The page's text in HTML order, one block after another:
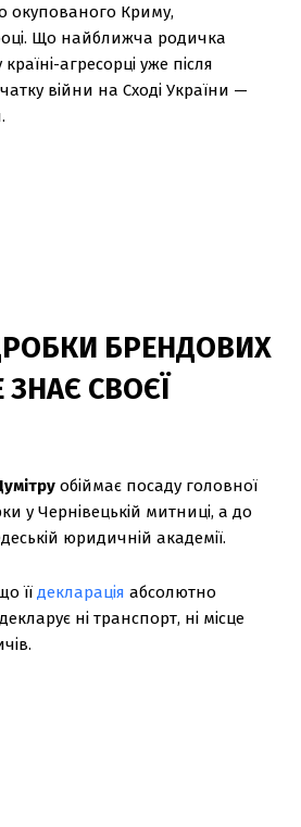
окупованого Криму,
Що найближча родичка
агресорці уже після
війни на Сході України —
БРЕНДОВИХ
ЗНАЄ СВОЄЇ
обіймає посаду головної
у Чернівецькій митниці, а до
юридичній академії.
її декларація абсолютно
ні транспорт, ні місце